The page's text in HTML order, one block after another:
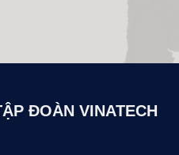
ĐOÀN VINATECH